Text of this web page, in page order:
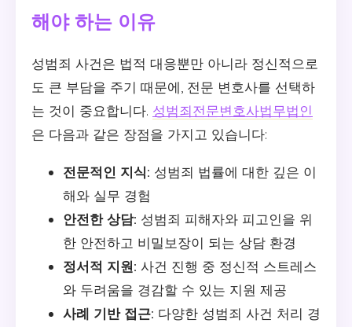
해야 하는 이유
성범죄 사건은 법적 대응뿐만 아니라 정신적으로
도 큰 부담을 주기 때문에, 전문 변호사를 선택하
는 것이 중요합니다. 성범죄전문변호사법무법인
은 다음과 같은 장점을 가지고 있습니다:
전문적인 지식: 성범죄 법률에 대한 깊은 이
해와 실무 경험
안전한 상담: 성범죄 피해자와 피고인을 위
한 안전하고 비밀보장이 되는 상담 환경
정서적 지원: 사건 진행 중 정신적 스트레스
와 두려움을 경감할 수 있는 지원 제공
사례 기반 접근: 다양한 성범죄 사건 처리 경